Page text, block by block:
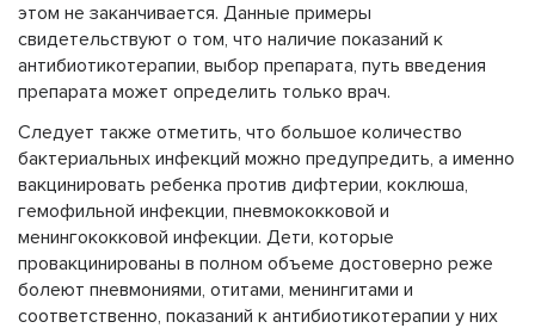
этом не заканчивается. Данные примеры
свидетельствуют о том, что наличие показаний к
антибиотикотерапии, выбор препарата, путь введения
препарата может определить только врач.
Следует также отметить, что большое количество
бактериальных инфекций можно предупредить, а именно
вакцинировать ребенка против дифтерии, коклюша,
гемофильной инфекции, пневмококковой и
менингококковой инфекции. Дети, которые
провакцинированы в полном объеме достоверно реже
болеют пневмониями, отитами, менингитами и
соответственно, показаний к антибиотикотерапии у них